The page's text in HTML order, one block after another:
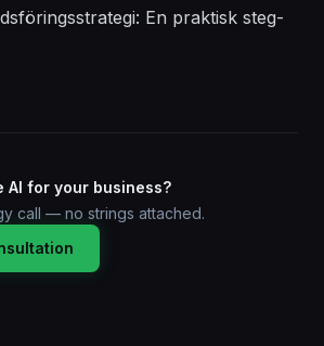
En praktisk steg-
AI for your business?
call — no strings attached.